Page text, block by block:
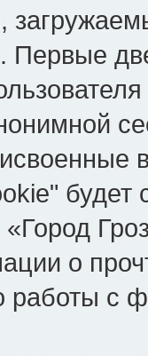
Первые
о
работы с